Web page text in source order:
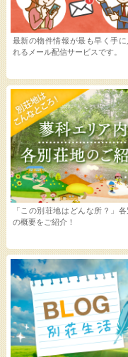
最新の物件情報が最も早く手に
れるメール配信サービスです。
「この別荘地はどんな所？」
の概要をご紹介！